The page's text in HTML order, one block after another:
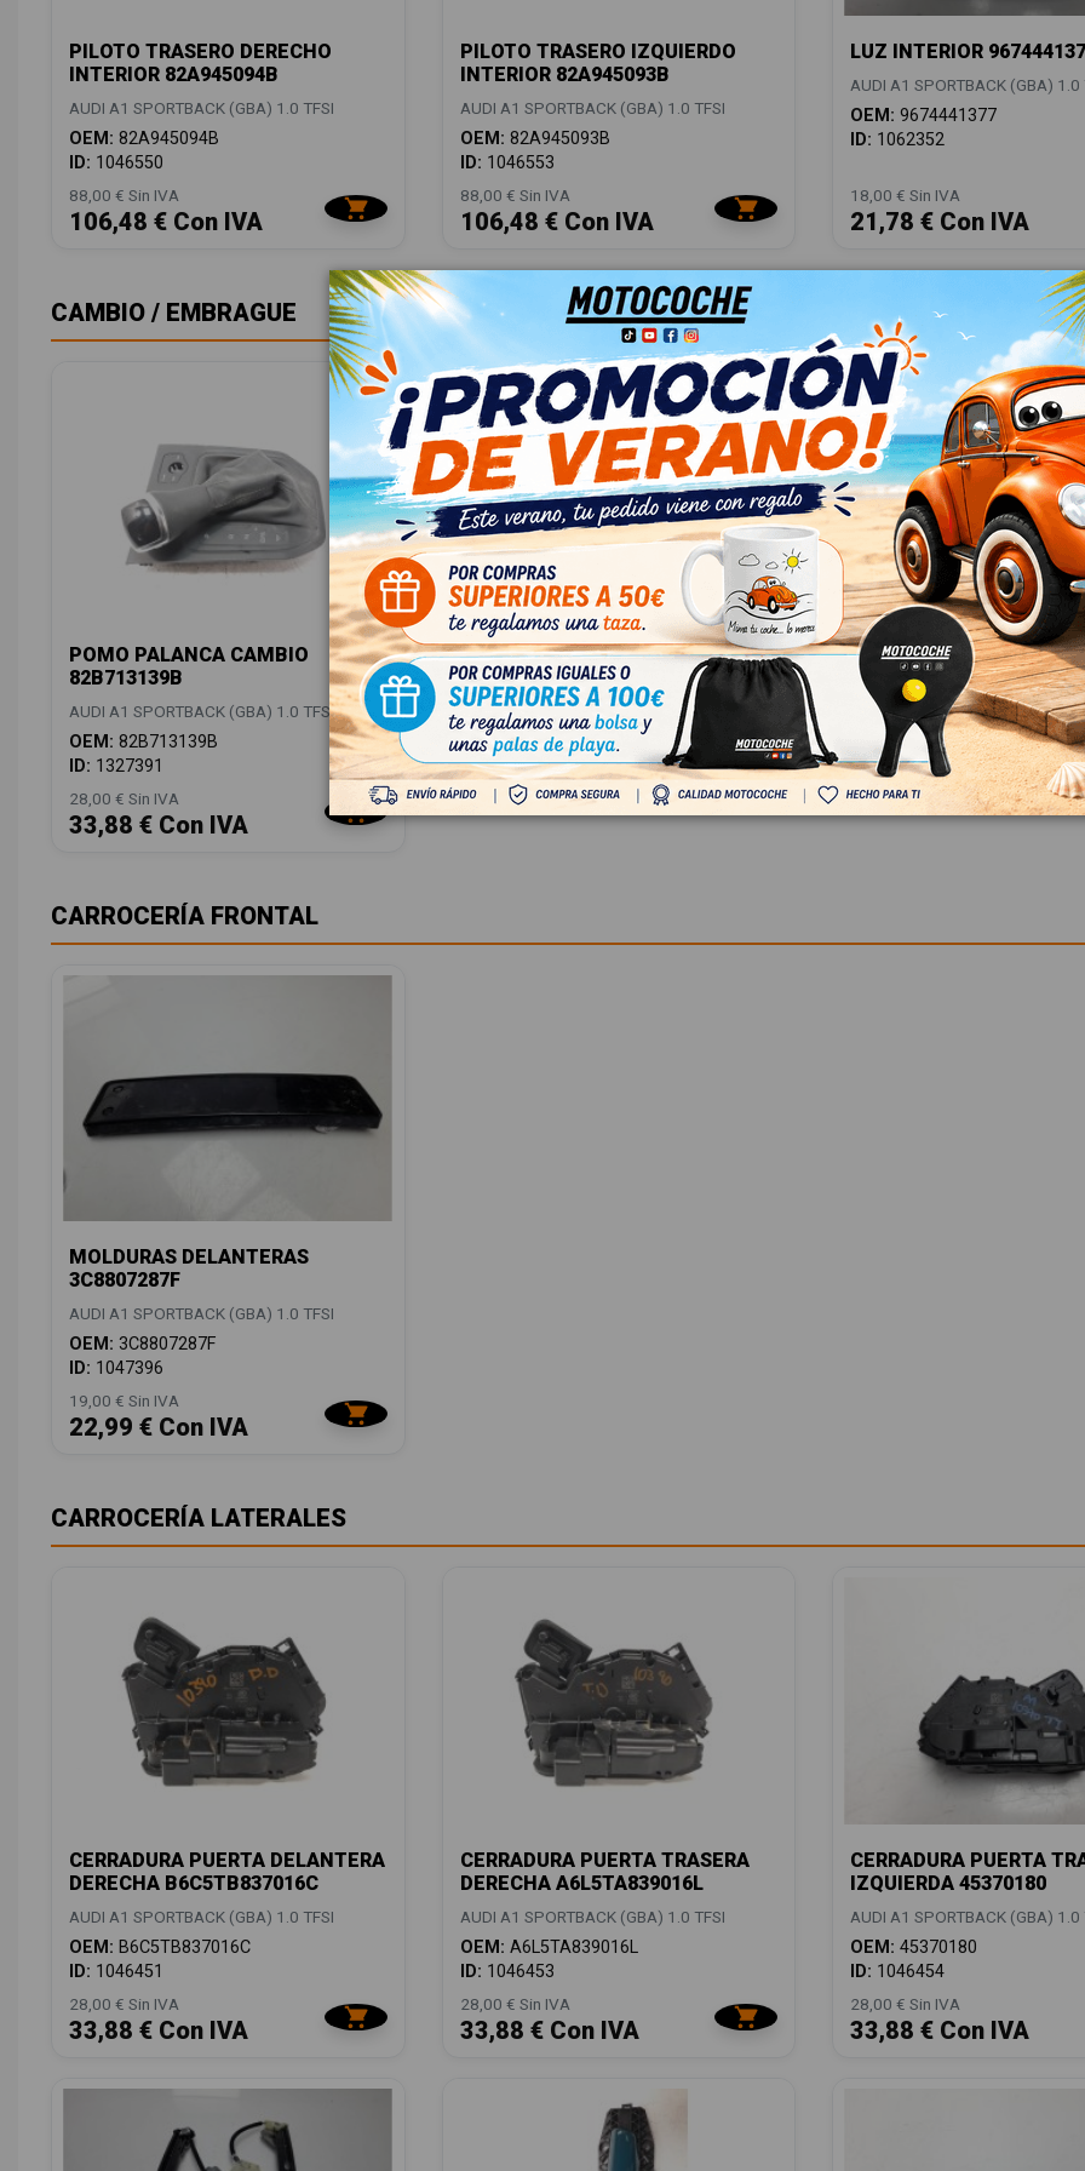
PILOTO TRASERO DERECHO
INTERIOR 82A945094B
AUDI A1 SPORTBACK (GBA) 1.0 TFSI
OEM: 82A945094B
ID: 1046550
88,00 € Sin IVA
106,48 € Con IVA
PILOTO TRASERO IZQUIERDO
INTERIOR 82A945093B
AUDI A1 SPORTBACK (GBA) 1.0 TFSI
OEM: 82A945093B
ID: 1046553
88,00 € Sin IVA
106,48 € Con IVA
LUZ INTERIOR
AUDI A1 SPORTBACK (GBA) 1.0
OEM: 9674441377
ID: 1062352
18,00 € Sin IVA
21,78 € Con IVA
CAMBIO / EMBRAGUE
POMO PALANCA CAMBIO
82B713139B
AUDI A1 SPORTBACK (GBA) 1.0 TFSI
OEM: 82B713139B
ID: 1327391
28,00 € Sin IVA
33,88 € Con IVA
CARROCERÍA FRONTAL
MOLDURAS DELANTERAS
3C8807287F
AUDI A1 SPORTBACK (GBA) 1.0 TFSI
OEM: 3C8807287F
ID: 1047396
19,00 € Sin IVA
22,99 € Con IVA
CARROCERÍA LATERALES
CERRADURA PUERTA DELANTERA
DERECHA B6C5TB837016C
AUDI A1 SPORTBACK (GBA) 1.0 TFSI
OEM: B6C5TB837016C
ID: 1046451
28,00 € Sin IVA
33,88 € Con IVA
CERRADURA PUERTA TRASERA
DERECHA A6L5TA839016L
AUDI A1 SPORTBACK (GBA) 1.0 TFSI
OEM: A6L5TA839016L
ID: 1046453
28,00 € Sin IVA
33,88 € Con IVA
CERRADURA PUERTA
IZQUIERDA 45370180
AUDI A1 SPORTBACK (GBA) 1.0
OEM: 45370180
ID: 1046454
28,00 € Sin IVA
33,88 € Con IVA